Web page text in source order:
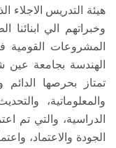
هيئة التدريس الاجلاء
وخبراتهم الي
المشروعات القومية
الهندسة بجامعة
تمتاز بحرصها الدائم
والمعلوماتية،
الدراسية، والتي تم
الجودة والاعتماد،